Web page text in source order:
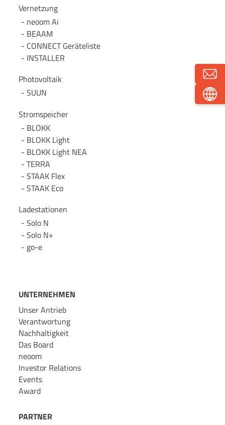
Vernetzung
neoom Ai
BEAAM
CONNECT Geräteliste
INSTALLER
Photovoltaik
SUUN
Stromspeicher
BLOKK
BLOKK Light
BLOKK Light NEA
TERRA
STAAK Flex
STAAK Eco
Ladestationen
Solo N
Solo N+
go-e
UNTERNEHMEN
Unser Antrieb
Verantwortung
Nachhaltigkeit
Das Board
neoom
Investor Relations
Events
Award
PARTNER